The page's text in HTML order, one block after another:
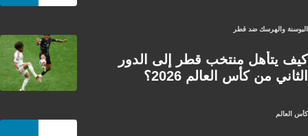
البوسنة والهرسك ضد قطر
كيف يتأهل منتخب قطر إلى الدور
الثاني من كأس العالم 2026؟
كأس العالم